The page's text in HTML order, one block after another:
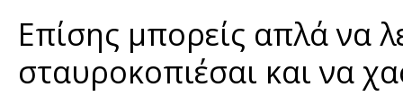
Επίσης μπορείς απλά να
σταυροκοπιέσαι και να